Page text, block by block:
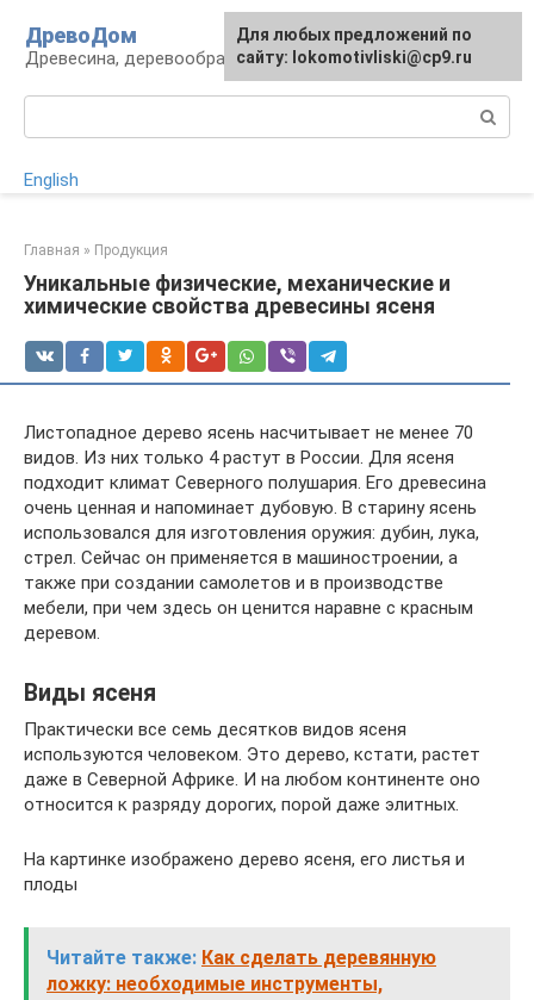
контенту
ДревоДом
Древесина, деревообработка, изделия
English
Главная » Продукция
Уникальные физические, механические и
химические свойства древесины ясеня
Листопадное дерево ясень насчитывает не менее 70
видов. Из них только 4 растут в России. Для ясеня
подходит климат Северного полушария. Его древесина
очень ценная и напоминает дубовую. В старину ясень
использовался для изготовления оружия: дубин, лука,
стрел. Сейчас он применяется в машиностроении, а
также при создании самолетов и в производстве
мебели, при чем здесь он ценится наравне с красным
деревом.
Виды ясеня
Практически все семь десятков видов ясеня
используются человеком. Это дерево, кстати, растет
даже в Северной Африке. И на любом континенте оно
относится к разряду дорогих, порой даже элитных.
На картинке изображено дерево ясеня, его листья и
плоды
Читайте также: Как сделать деревянную
ложку: необходимые инструменты,
Для любых предложений по
сайту: lokomotivliski@cp9.ru